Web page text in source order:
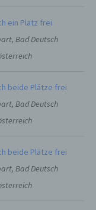
ein Platz frei
Bad Deutsch
beide Plätze frei
Bad Deutsch
beide Plätze frei
Bad Deutsch
Aspekte,
beziehen,
Vorlieben,
dieser
oder